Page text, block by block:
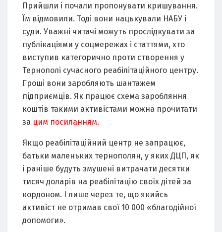
Прийшли і почали пропонувати кришування.
Їм відмовили. Тоді вони нацькували НАБУ і
суди. Уважні читачі можуть прослідкувати за
публікаціями у соцмережах і статтями, хто
виступив категорично проти створення у
Тернополі сучасного реабілітаційного центру.
Гроші вони заробляють шантажем
підприємців. Як працює схема заробляння
коштів такими активістами можна прочитати
за цим посиланням.
Якщо реабілітаційний центр не запрацює,
батьки маленьких тернополян, у яких ДЦП, як
і раніше будуть змушені витрачати десятки
тисяч доларів на реабілітацію своїх дітей за
кордоном. І лише через те, що якийсь
активіст не отримав свої 10 000 «благодійної
допомоги».